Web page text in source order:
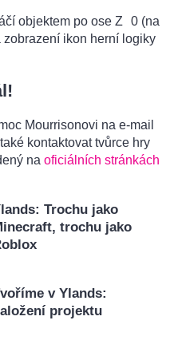
objektem po ose Z 0 (na
ikon herní logiky
Mourrisonovi na e-mail
kontaktovat tvůrce hry
na oficiálních stránkách
Trochu jako
trochu jako
v Ylands:
projektu